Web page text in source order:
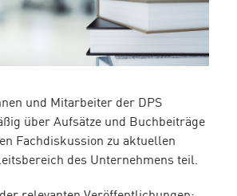
und Mitarbeiter der DPS
über Aufsätze und Buchbeiträge
Fachdiskussion zu aktuellen
des Unternehmens teil.